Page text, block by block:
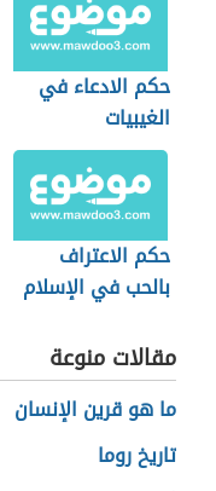
حكم الادعاء في
الغيبيات
حكم الاعتراف
بالحب في الإسلام
مقالات منوعة
ما هو قرين الإنسان
تاريخ روما